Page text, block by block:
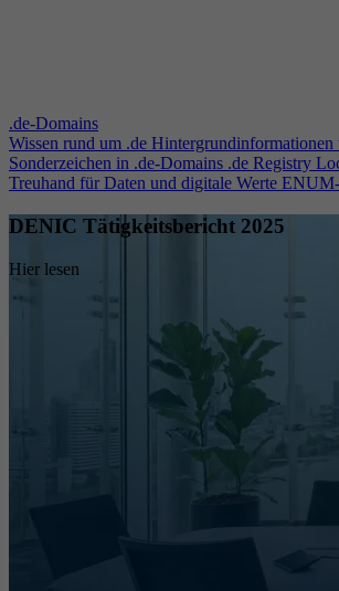
.de-Domains
Wissen rund um .de Hintergrundinformationen
Sonderzeichen in .de-Domains .de Registry
Treuhand für Daten und digitale Werte
DENIC Tätigkeitsbericht 2025
Hier lesen